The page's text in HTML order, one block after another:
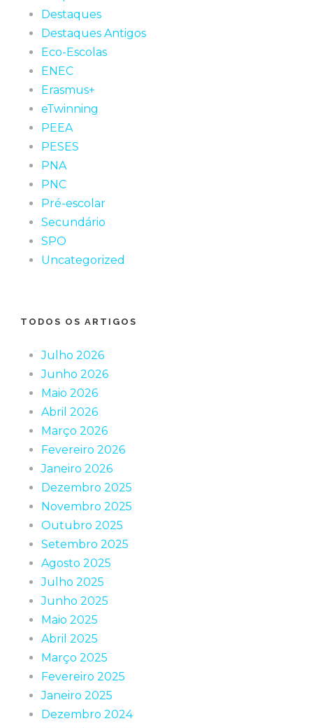
Destaques
Destaques Antigos
Eco-Escolas
ENEC
Erasmus+
eTwinning
PEEA
PESES
PNA
PNC
Pré-escolar
Secundário
SPO
Uncategorized
TODOS OS ARTIGOS
Julho 2026
Junho 2026
Maio 2026
Abril 2026
Março 2026
Fevereiro 2026
Janeiro 2026
Dezembro 2025
Novembro 2025
Outubro 2025
Setembro 2025
Agosto 2025
Julho 2025
Junho 2025
Maio 2025
Abril 2025
Março 2025
Fevereiro 2025
Janeiro 2025
Dezembro 2024